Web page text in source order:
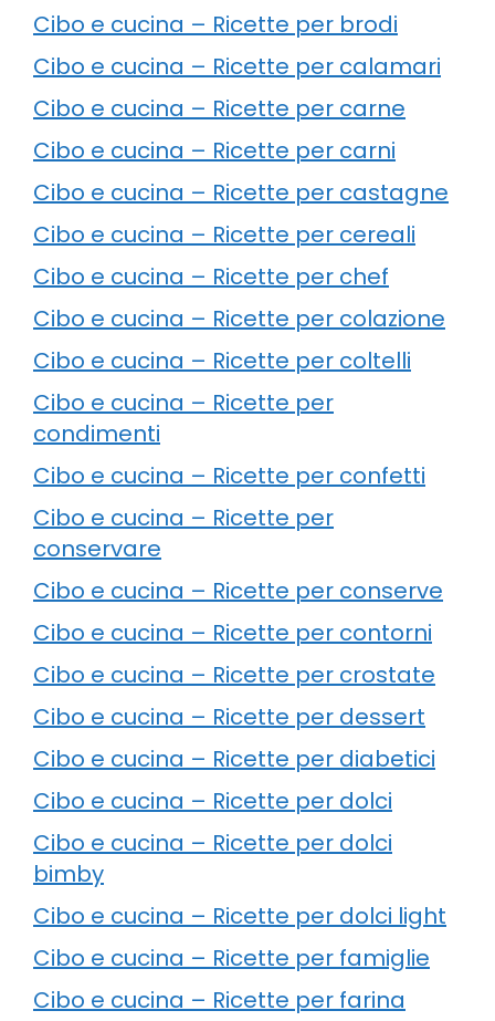
Cibo e cucina – Ricette per brodi
Cibo e cucina – Ricette per calamari
Cibo e cucina – Ricette per carne
Cibo e cucina – Ricette per carni
Cibo e cucina – Ricette per castagne
Cibo e cucina – Ricette per cereali
Cibo e cucina – Ricette per chef
Cibo e cucina – Ricette per colazione
Cibo e cucina – Ricette per coltelli
Cibo e cucina – Ricette per
condimenti
Cibo e cucina – Ricette per confetti
Cibo e cucina – Ricette per
conservare
Cibo e cucina – Ricette per conserve
Cibo e cucina – Ricette per contorni
Cibo e cucina – Ricette per crostate
Cibo e cucina – Ricette per dessert
Cibo e cucina – Ricette per diabetici
Cibo e cucina – Ricette per dolci
Cibo e cucina – Ricette per dolci
bimby
Cibo e cucina – Ricette per dolci light
Cibo e cucina – Ricette per famiglie
Cibo e cucina – Ricette per farina